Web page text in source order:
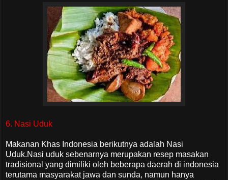
6. Nasi Uduk
Makanan Khas Indonesia berikutnya adalah Nasi
Uduk.Nasi uduk sebenarnya merupakan resep masakan
tradisional yang dimiliki oleh beberapa daerah di indonesia
terutama masyarakat jawa dan sunda, namun hanya